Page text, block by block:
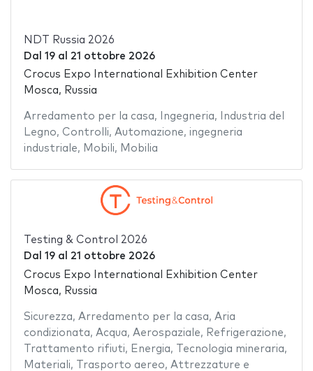
NDT Russia 2026
Dal 19al 21 ottobre 2026
Crocus Expo International Exhibition Center
Mosca, Russia
Arredamento per la casa, Ingegneria,
Industria del
Legno, Controlli, Automazione, ingegneria
industriale, Mobili, Mobilia
Testing & Control 2026
Dal 19al 21 ottobre 2026
Crocus Expo International Exhibition Center
Mosca, Russia
Sicurezza, Arredamento per la casa, Aria
condizionata, Acqua, Aerospaziale, Refrigerazione,
Trattamento rifiuti, Energia, Tecnologia mineraria,
Materiali, Trasporto aereo, Attrezzature e